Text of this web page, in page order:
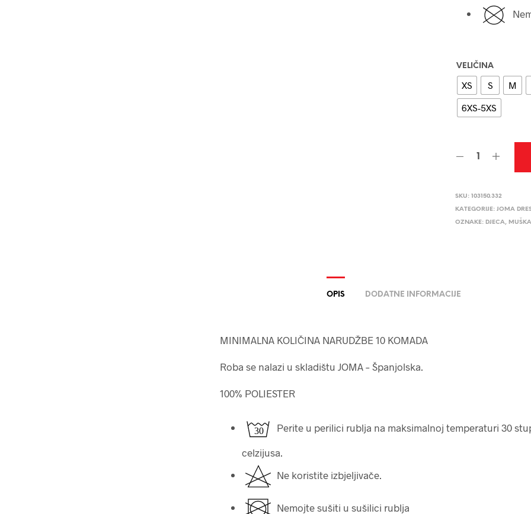
VELIČINA
XS S M
6XS-5XS
SKU:103150.332
KATEGORIJE:JOMA
OZNAKE: DJECA,
OPIS DODATNE INFORMACIJE
MINIMALNA KOLIČINA NARUDŽBE 10 KOMADA
Roba se nalazi u skladištu JOMA – Španjolska.
100% POLIESTER
Perite u perilici rublja na maksimalnoj temperaturi 30
celzijusa.
Ne koristite izbjeljivače.
Nemojte sušiti u sušilici rublja